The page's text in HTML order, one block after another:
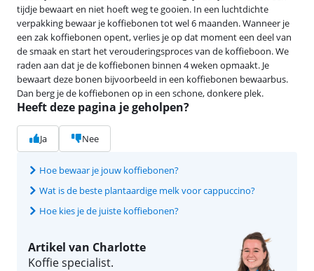
tijdje bewaart en niet hoeft weg te gooien. In een luchtdichte
verpakking bewaar je koffiebonen tot wel 6 maanden. Wanneer je
een zak koffiebonen opent, verlies je op dat moment een deel van
de smaak en start het verouderingsproces van de koffieboon. We
raden aan dat je de koffiebonen binnen 4 weken opmaakt. Je
bewaart deze bonen bijvoorbeeld in een koffiebonen bewaarbus.
Dan berg je de koffiebonen op in een schone, donkere plek.
Heeft deze pagina je geholpen?
Ja Nee
Hoe bewaar je jouw koffiebonen?
Wat is de beste plantaardige melk voor cappuccino?
Hoe kies je de juiste koffiebonen?
Artikel van Charlotte
Koffie specialist.